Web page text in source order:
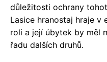
důležitosti ochrany
Lasice hranostaj hraje v
roli a její úbytek by měl
řadu dalších druhů.